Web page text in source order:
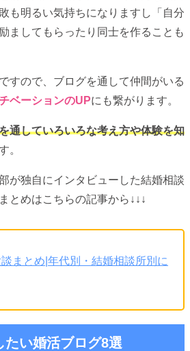
も明るい気持ちになりますし「自分
ましてもらったり同士を作ることも
すので、ブログを通して仲間がいる
ベーションのUPにも繋がります。
通していろいろな考え方や体験を知
。
が独自にインタビューした結婚相談
とめはこちらの記事から↓↓↓
まとめ|年代別・結婚相談所別に
たい婚活ブログ8選